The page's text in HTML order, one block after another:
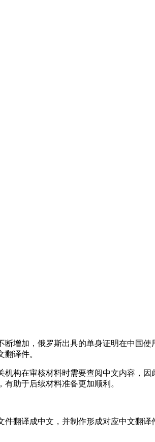
增加，俄罗斯出具的单身证明在中国
译件。
构在审核材料时需要查阅中文内容，
助于后续材料准备更加顺利。
翻译成中文，并制作形成对应中文翻译